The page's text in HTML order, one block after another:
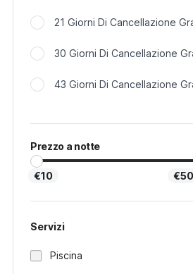
21 Giorni Di Cancellazione
30 Giorni Di Cancellazione
43 Giorni Di Cancellazione
Prezzo a notte
€10
Servizi
Piscina